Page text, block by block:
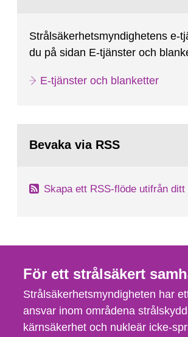
Strålsäkerhetsmyndighetens e-
du på sidan E-tjänster och
E-tjänster och blanketter
Bevaka via RSS
Skapa ett RSS-flöde utifrån
För ett strålsäkert
Strålsäkerhetsmyndigheten har
ansvar inom områdena
kärnsäkerhet och nukleär icke-